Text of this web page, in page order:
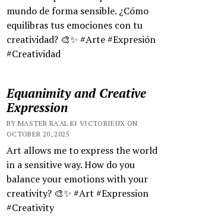
mundo de forma sensible. ¿Cómo
equilibras tus emociones con tu
creatividad? 🎨✨ #Arte #Expresión
#Creatividad
Equanimity and Creative
Expression
BY MASTER RA'AL KI VICTORIEUX ON
OCTOBER 20, 2025
Art allows me to express the world
in a sensitive way. How do you
balance your emotions with your
creativity? 🎨✨ #Art #Expression
#Creativity